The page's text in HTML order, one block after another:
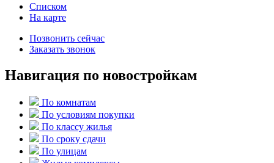
Списком
На карте
Позвонить сейчас
Заказать звонок
Навигация по новостройкам
По комнатам
По условиям покупки
По классу жилья
По сроку сдачи
По улицам